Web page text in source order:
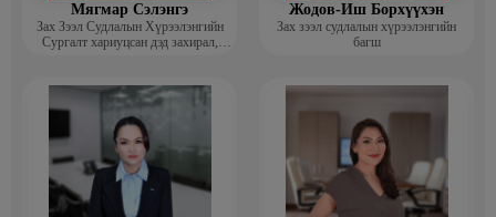
Мягмар Сэлэнгэ
Зах Зээл Судлалын Хүрээлэнгийн
Сургалт хариуцсан дэд захирал,
Жодов-Иш Борхүүхэн
Зах зээл судлалын хүрээлэнгийн
багш